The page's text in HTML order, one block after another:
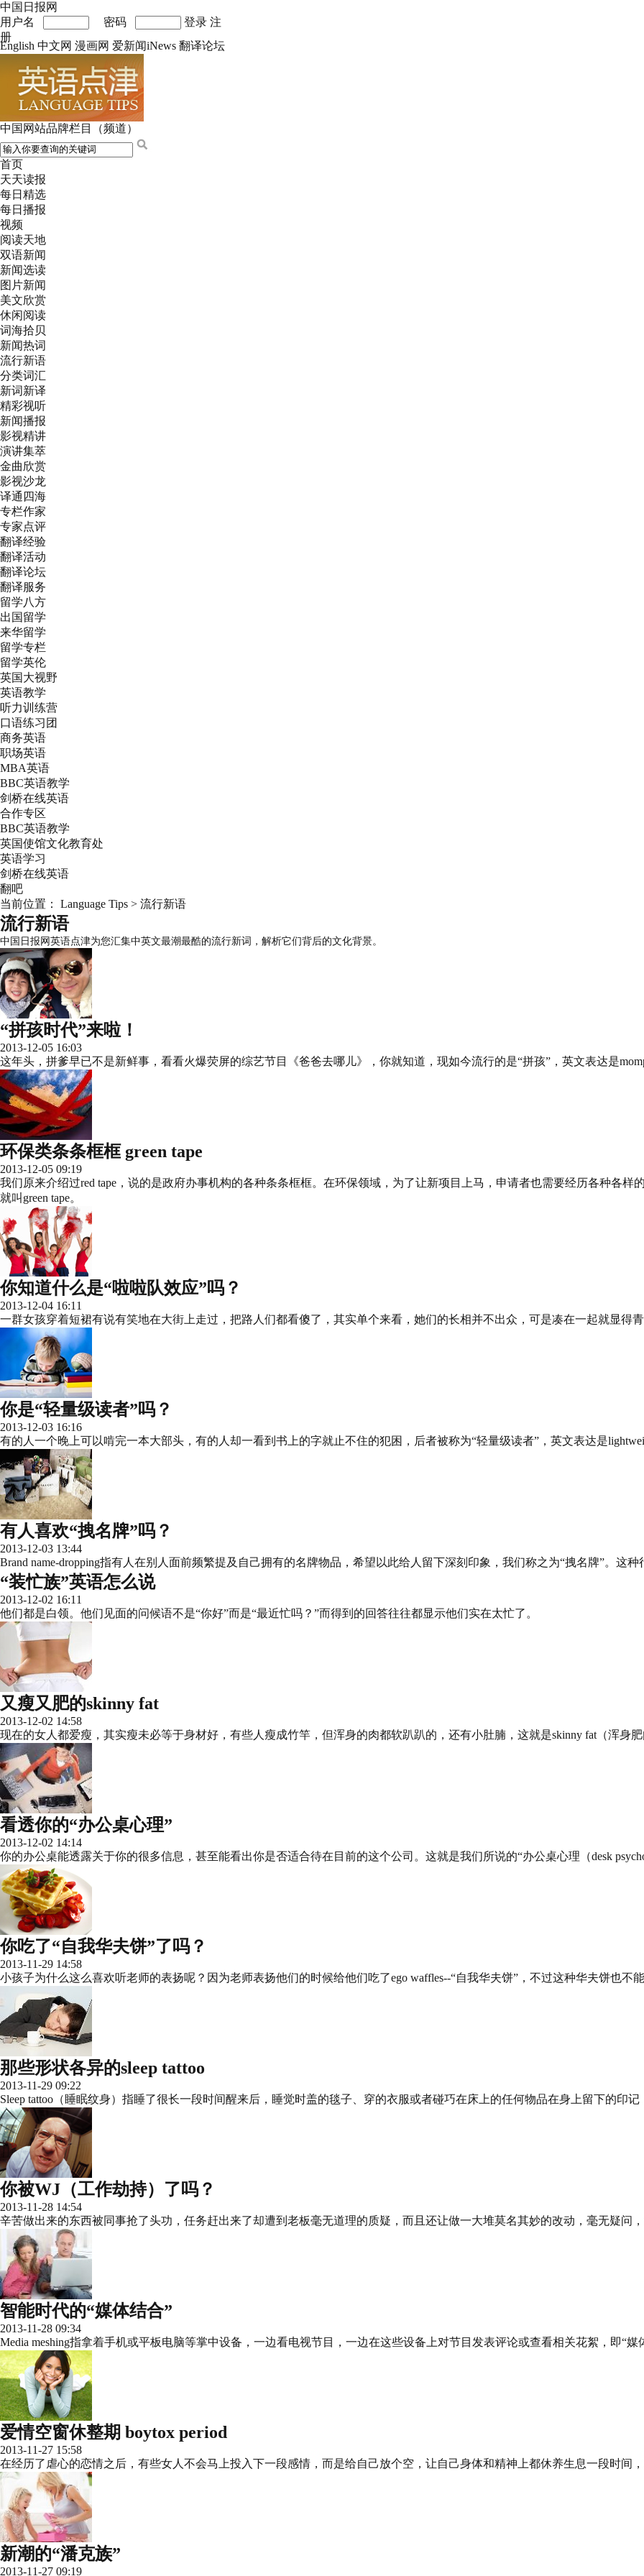
中国日报网
用户名
密码 登录 注
册
English 中文网 漫画网 爱新闻iNews 翻译论坛
中国网站品牌栏目（频道）
首页
天天读报
每日精选
每日播报
视频
阅读天地
双语新闻
新闻选读
图片新闻
美文欣赏
休闲阅读
词海拾贝
新闻热词
流行新语
分类词汇
新词新译
精彩视听
新闻播报
影视精讲
演讲集萃
金曲欣赏
影视沙龙
译通四海
专栏作家
专家点评
翻译经验
翻译活动
翻译论坛
翻译服务
留学八方
出国留学
来华留学
留学专栏
留学英伦
英国大视野
英语教学
听力训练营
口语练习团
商务英语
职场英语
MBA英语
BBC英语教学
剑桥在线英语
合作专区
BBC英语教学
英国使馆文化教育处
英语学习
剑桥在线英语
翻吧
当前位置： Language Tips > 流行新语
流行新语
中国日报网英语点津为您汇集中英文最潮最酷的流行新词，解析它们背后的文化背景。
“拼孩时代”来啦！
2013-12-05 16:03
这年头，拼爹早已不是新鲜事，看看火爆荧屏的综艺节目《爸爸去哪儿》，你就知道，现如今流行的是“拼孩”，英文表达是
环保类条条框框 green tape
2013-12-05 09:19
我们原来介绍过red tape，说的是政府办事机构的各种条条框框。在环保领域，为了让新项目上马，申请者也需要经历各种各样
就叫green tape。
你知道什么是“啦啦队效应”吗？
2013-12-04 16:11
一群女孩穿着短裙有说有笑地在大街上走过，把路人们都看傻了，其实单个来看，她们的长相并不出众，可是凑在一起就显得
你是“轻量级读者”吗？
2013-12-03 16:16
有的人一个晚上可以啃完一本大部头，有的人却一看到书上的字就止不住的犯困，后者被称为“轻量级读者”，英文表达是
有人喜欢“拽名牌”吗？
2013-12-03 13:44
Brand name-dropping指有人在别人面前频繁提及自己拥有的名牌物品，希望以此给人留下深刻印象，我们称之为“拽名牌”。这种
“装忙族”英语怎么说
2013-12-02 16:11
他们都是白领。他们见面的问候语不是“你好”而是“最近忙吗？”而得到的回答往往都显示他们实在太忙了。
又瘦又肥的skinny fat
2013-12-02 14:58
现在的女人都爱瘦，其实瘦未必等于身材好，有些人瘦成竹竿，但浑身的肉都软趴趴的，还有小肚腩，这就是skinny fat（浑身肥
看透你的“办公桌心理”
2013-12-02 14:14
你的办公桌能透露关于你的很多信息，甚至能看出你是否适合待在目前的这个公司。这就是我们所说的“办公桌心理（desk
你吃了“自我华夫饼”了吗？
2013-11-29 14:58
小孩子为什么这么喜欢听老师的表扬呢？因为老师表扬他们的时候给他们吃了ego waffles--“自我华夫饼”，不过这种华夫饼也不
那些形状各异的sleep tattoo
2013-11-29 09:22
Sleep tattoo（睡眠纹身）指睡了很长一段时间醒来后，睡觉时盖的毯子、穿的衣服或者碰巧在床上的任何物品在身上留下的印记
你被WJ（工作劫持）了吗？
2013-11-28 14:54
辛苦做出来的东西被同事抢了头功，任务赶出来了却遭到老板毫无道理的质疑，而且还让做一大堆莫名其妙的改动，毫无疑问，
智能时代的“媒体结合”
2013-11-28 09:34
Media meshing指拿着手机或平板电脑等掌中设备，一边看电视节目，一边在这些设备上对节目发表评论或查看相关花絮，即“媒
爱情空窗休整期 boytox period
2013-11-27 15:58
在经历了虐心的恋情之后，有些女人不会马上投入下一段感情，而是给自己放个空，让自己身体和精神上都休养生息一段时间
新潮的“潘克族”
2013-11-27 09:19